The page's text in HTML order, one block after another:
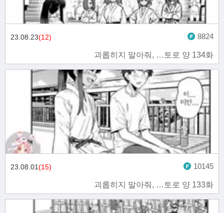
괴롭히지 말아줘, …토로 양 134화
23.08.23(12) 8824
괴롭히지 말아줘, …토로 양 133화
23.08.01(15) 10145